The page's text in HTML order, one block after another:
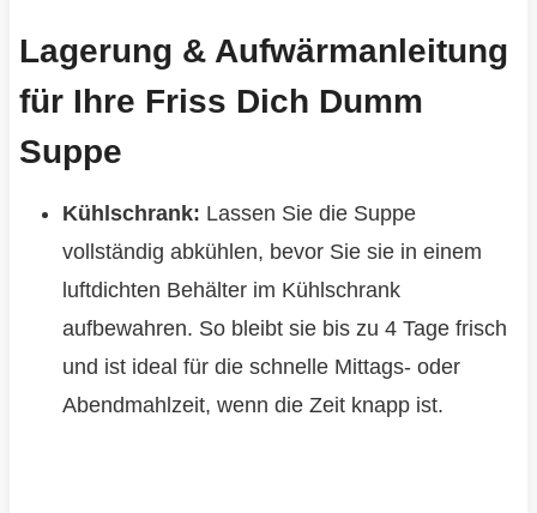
Lagerung & Aufwärmanleitung
für Ihre Friss Dich Dumm
Suppe
Kühlschrank: Lassen Sie die Suppe
vollständig abkühlen, bevor Sie sie in einem
luftdichten Behälter im Kühlschrank
aufbewahren. So bleibt sie bis zu 4 Tage frisch
und ist ideal für die schnelle Mittags- oder
Abendmahlzeit, wenn die Zeit knapp ist.